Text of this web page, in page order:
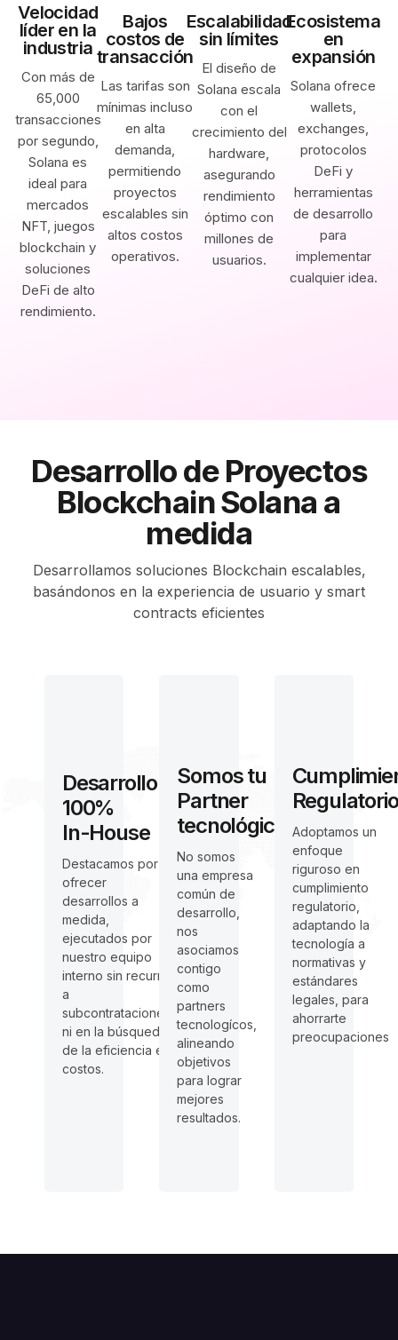
Velocidad
líder en la
industria
Con más de
65,000
transacciones
por segundo,
Solana es
ideal para
mercados
NFT, juegos
blockchain y
soluciones
DeFi de alto
rendimiento.
Bajos
costos de
transacción
Las tarifas son
mínimas incluso
en alta
demanda,
permitiendo
proyectos
escalables sin
altos costos
operativos.
Escalabilidad
sin límites
El diseño de
Solana escala
con el
crecimiento del
hardware,
asegurando
rendimiento
óptimo con
millones de
usuarios.
Ecosistema
en
expansión
Solana ofrece
wallets,
exchanges,
protocolos
DeFi y
herramientas
de desarrollo
para
implementar
cualquier idea.
Desarrollo de Proyectos
Blockchain Solana a
medida
Desarrollamos soluciones Blockchain escalables,
basándonos en la experiencia de usuario y smart
contracts eficientes
Desarrollo
100%
In-House
Destacamos por
ofrecer
desarrollos a
medida,
ejecutados por
nuestro equipo
interno sin recurrir
a
subcontrataciones
ni en la búsqueda
de la eficiencia en
costos.
Somos tu
Partner
tecnológico
No somos
una empresa
común de
desarrollo,
nos
asociamos
contigo
como
partners
tecnologícos,
alineando
objetivos
para lograr
mejores
resultados.
Regulatorio
Adoptamos un
enfoque
riguroso en
cumplimiento
regulatorio,
adaptando la
tecnología a
normativas y
estándares
legales, para
ahorrarte
preocupaciones